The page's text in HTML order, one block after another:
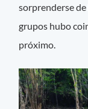
sorprenderse
grupos hubo
próximo.